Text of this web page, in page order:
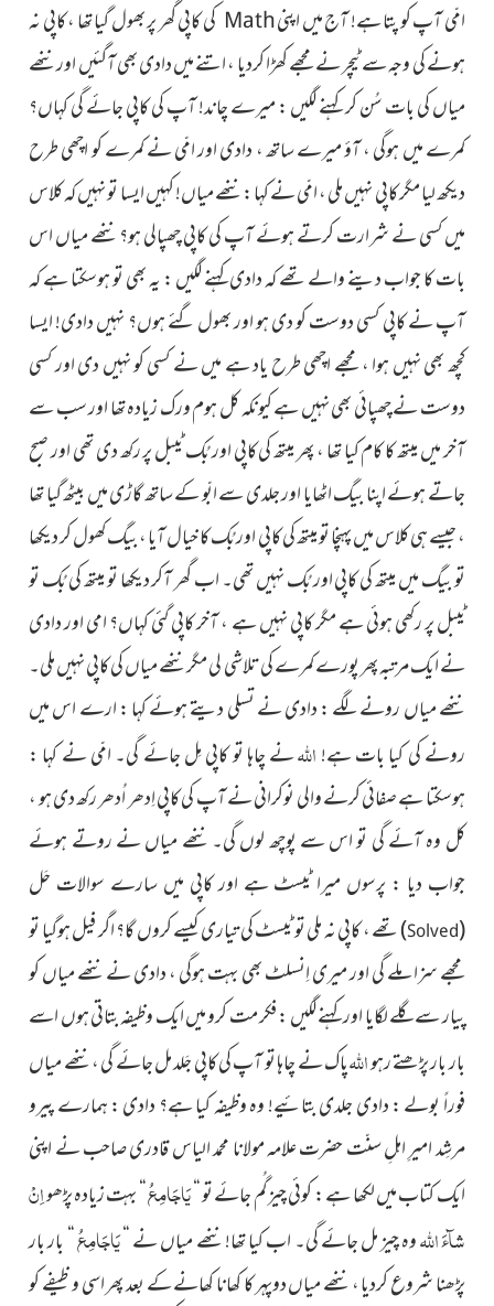
امّی آپ کو پتا ہے!آج میں اپنیMath کیکاپی گھر پر بھول گیا تھا ، کاپی نہ
ہونے کی وجہ سے ٹیچر نے مجھے کھڑا کردیا ، اتنے میں دادی بھی آگئیں اور ننھے
میاں کی بات سُن کر کہنے لگیں : میرے چاند! آپ کی کاپی جائے گی کہاں؟
کمرے میں ہوگی ، آؤ میرے ساتھ ، دادی اور امّی نے کمرے کو اچھی طرح
دیکھ لیا مگر کاپی نہیں ملی ، امّی نے کہا : ننھے میاں! کہیں ایسا تو نہیں کہ کلاس
میں کسی نے شرارت کرتے ہوئے آپ کی کاپی چھپالی ہو؟ ننھے میاں اس
بات کا جواب دینے والے تھے کہ دادی کہنے لگیں : یہ بھی تو ہوسکتا ہے کہ
آپ نے کاپی کسی دوست کو دی ہو اور بھول گئے ہوں؟ نہیں دادی! ایسا
کچھ بھی نہیں ہوا ، مجھے اچھی طرح یاد ہے میں نے کسی کو نہیں دی اور کسی
دوست نے چھپائی بھی نہیں ہے کیونکہ کل ہوم ورک زیادہ تھا اور سب سے
آخر میں میتھ کا کام کیا تھا ، پھر میتھ کی کاپی اور بُک ٹیبل پر رکھ دی تھی اور صبح
جاتے ہوئے اپنا بیگ اٹھایا اور جلدی سے ابّو کے ساتھ گاڑی میں بیٹھ گیا تھا
، جیسے ہی کلاس میں پہنچا تو میتھ کی کاپی اور بُک کا خیال آیا ، بیگ کھول کر دیکھا
تو بیگ میں میتھ کی کاپی اور بُک نہیں تھی۔ اب گھر آکر دیکھا تو میتھ کی بُک تو
ٹیبل پر رکھی ہوئی ہے مگر کاپی نہیں ہے ، آخر کاپی گئی کہاں؟ امی اور دادی
نے ایک مرتبہ پھر پورے کمرے کی تلاشی لی مگر ننھے میاں کی کاپی نہیں ملی۔
ننھے میاں رونے لگے : دادی نے تسلی دیتے ہوئے کہا : ارے اس میں
رونے کی کیا بات ہے!اللہنے چاہا تو کاپی مِل جائے گی۔ امّی نے کہا :
ہوسکتا ہے صفائی کرنے والی نوکرانی نے آپ کی کاپی اِدھر اُدھر رکھ دی ہو ،
کل وہ آئے گی تو اس سے پوچھ لوں گی۔ ننھے میاں نے روتے ہوئے
جواب دیا : پرسوں میرا ٹیسٹ ہے اور کاپی میں سارےسوالات حَل
(
Solved
)تھے ،کاپی نہ ملی تو ٹیسٹ کی تیاری کیسے کروں گا؟ اگر فیل ہوگیا تو
مجھے سزا ملے گی اور میری اِنسلٹ بھی بہت ہوگی ، دادی نے ننھے میاں کو
پیار سے گلے لگایا اور کہنے لگیں : فکر مت کرو میں ایک وظیفہ بتاتی ہوں اسے
بار بار پڑھتے رہواللہپاک نے چاہا تو آپ کی کاپی جَلد مل جائے گی ، ننھے میاں
فوراً بولے : دادی جلدی بتائیے! وہ وظیفہ کیا ہے؟ دادی : ہمارے پیرو
مرشِد امیرِ اہلِ سنّت حضرت علامہ مولانا محمد الیاس قادری صاحب نے اپنی
ایک کتاب میں لکھا ہے : کوئی چیز گُم جائے تو “یَاجَامِعُ“ بہت زیادہ پڑھواِنْ
شآءَ اللہوہ چیز مل جائے گی۔ اب کیا تھا! ننھے میاں نے “یَاجَامِعُ“ بار بار
پڑھنا شروع کردیا ، ننھے میاں دوپہر کا کھانا کھانے کے بعد پھر اسی وظیفے کو